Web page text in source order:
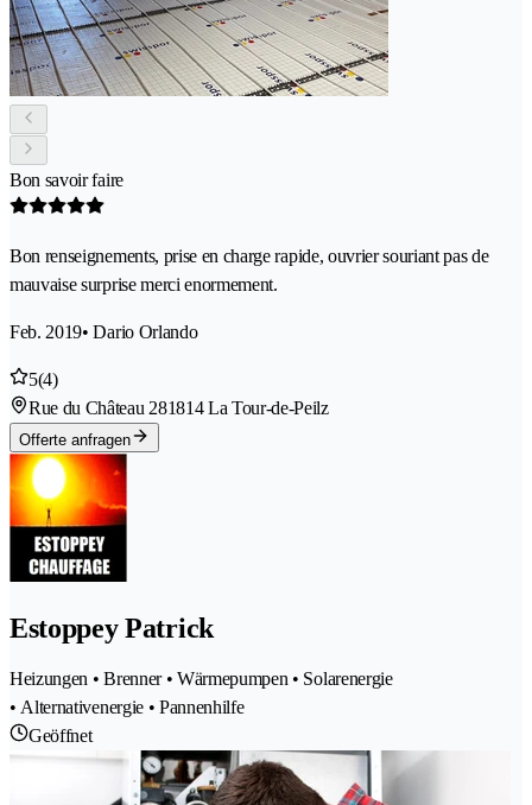
Bon savoir faire
Bon renseignements, prise en charge rapide, ouvrier souriant pas de
mauvaise surprise merci enormement.
Feb. 2019• Dario Orlando
5(4)
Rue du Château 281814 La Tour-de-Peilz
Offerte anfragen
Estoppey Patrick
Heizungen • Brenner • Wärmepumpen • Solarenergie
• Alternativenergie • Pannenhilfe
Geöffnet